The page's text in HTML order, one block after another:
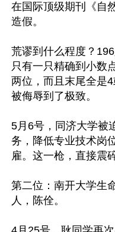
在国际顶级期刊《自
造假。
荒谬到什么程度？
只有一只精确到小数
两位，而且末尾全是
被侮辱到了极致。
5月6号，同济大学被
务，降低专业技术岗
雇。这一枪，直接震
第二位：南开大学生
人，陈佺。